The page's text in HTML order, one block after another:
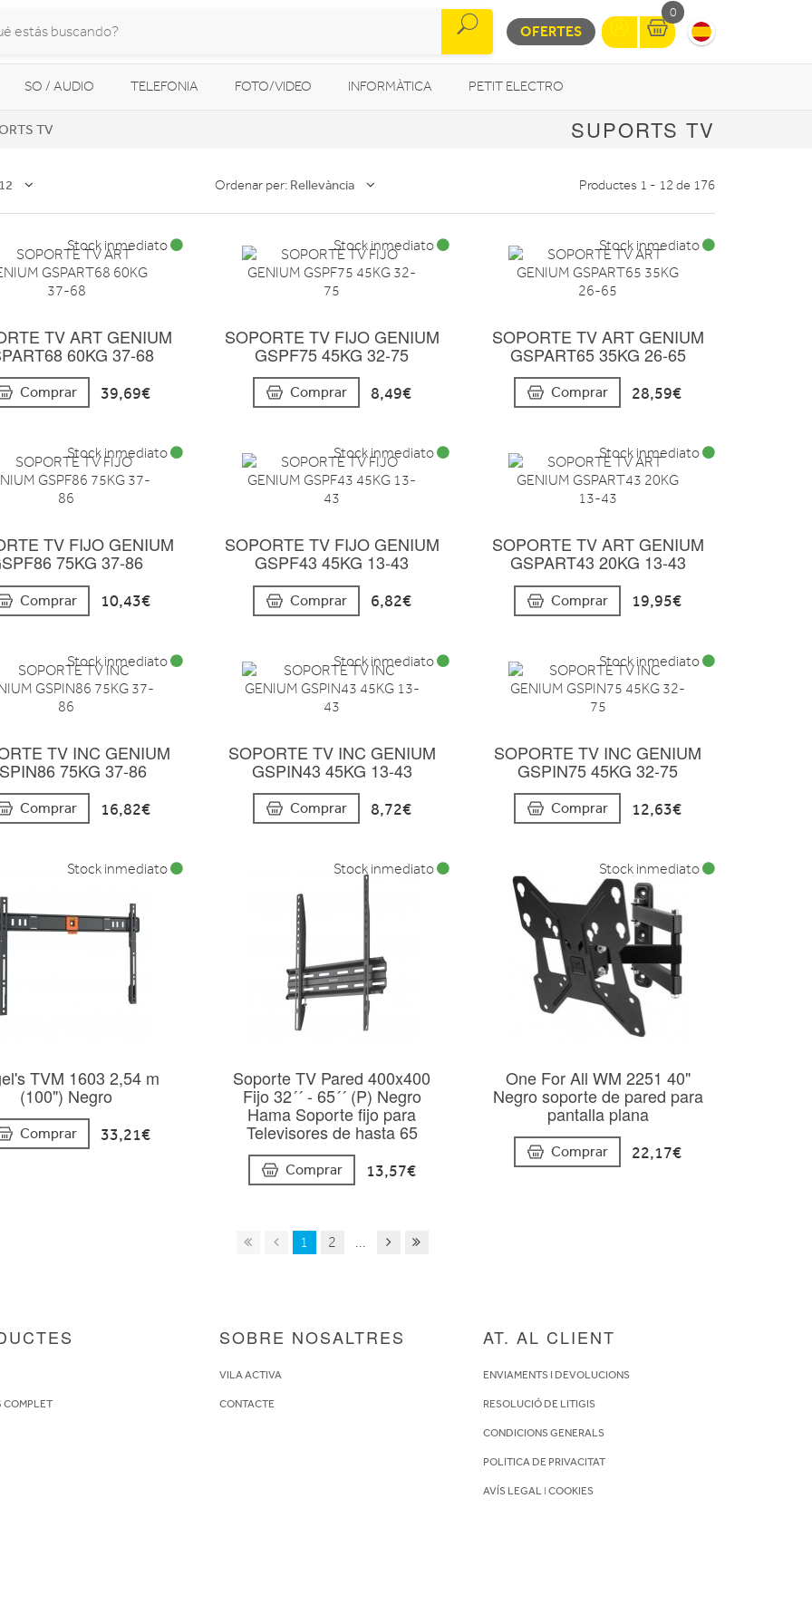
OFERTES
0
SO / AUDIO TELEFONIA FOTO/VIDEO INFORMÀTICA PETIT ELECTRO
MOBILITAT URBANA
TV SUPORTS TV
Ordenar per: Rellevància Productes 1 - 12 de 176
TV ART GENIUM
60KG 37-68
Comprar 39,69€
Stock inmediato
SOPORTE TV FIJO GENIUM
GSPF75 45KG 32-75
Comprar 8,49€
Stock inmediato
SOPORTE TV ART GENIUM
GSPART65 35KG 26-65
Comprar 28,59€
Stock inmediato
TV FIJO GENIUM
75KG 37-86
Comprar 10,43€
Stock inmediato
SOPORTE TV FIJO GENIUM
GSPF43 45KG 13-43
Comprar 6,82€
Stock inmediato
SOPORTE TV ART GENIUM
GSPART43 20KG 13-43
Comprar 19,95€
Stock inmediato
TV INC GENIUM
75KG 37-86
Comprar 16,82€
Stock inmediato
SOPORTE TV INC GENIUM
GSPIN43 45KG 13-43
Comprar 8,72€
Stock inmediato
SOPORTE TV INC GENIUM
GSPIN75 45KG 32-75
Comprar 12,63€
Stock inmediato
TVM 1603 2,54 m
(100") Negro
Comprar 33,21€
Stock inmediato
Soporte TV Pared 400x400
Fijo 32´´ - 65´´ (P) Negro
Hama Soporte fijo para
Televisores de hasta 65
Comprar 13,57€
Stock inmediato
One For All WM 2251 40"
Negro soporte de pared para
pantalla plana
Comprar 22,17€
Stock inmediato
1 2 ...
COMPLET
SOBRE NOSALTRES
VILA ACTIVA
CONTACTE
AT. AL CLIENT
ENVIAMENTS I DEVOLUCIONS
RESOLUCIÓ DE LITIGIS
CONDICIONS GENERALS
POLITICA DE PRIVACITAT
AVÍS LEGALI COOKIES